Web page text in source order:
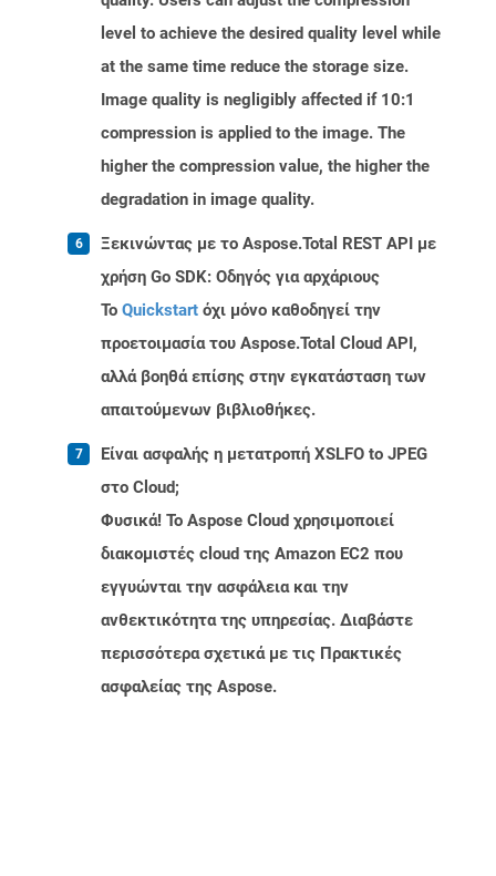
level to achieve the desired quality level while
at the same time reduce the storage size.
Image quality is negligibly affected if 10:1
compression is applied to the image. The
higher the compression value, the higher the
degradation in image quality.
Ξεκινώντας με το Aspose.Total REST API με
χρήση Go SDK: Οδηγός για αρχάριους
Το Quickstart όχι μόνο καθοδηγεί την
προετοιμασία του Aspose.Total Cloud API,
αλλά βοηθά επίσης στην εγκατάσταση των
απαιτούμενων βιβλιοθήκες.
Είναι ασφαλής η μετατροπή XSLFO to JPEG
στο Cloud;
Φυσικά! Το Aspose Cloud χρησιμοποιεί
διακομιστές cloud της Amazon EC2 που
εγγυώνται την ασφάλεια και την
ανθεκτικότητα της υπηρεσίας. Διαβάστε
περισσότερα σχετικά με τις Πρακτικές
ασφαλείας της Aspose.